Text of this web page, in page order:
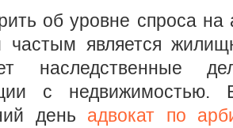
об уровне спроса на
является
наследственные
с недвижимостью.
день адвокат по